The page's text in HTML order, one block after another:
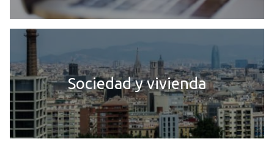
Sociedad y vivienda